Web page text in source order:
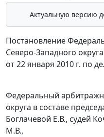
Актуальную версию
Постановление
Северо-Западного округа
от 22 января 2010 г. по
Федеральный
округа в составе
Боглачевой Е.В., судей
М.В.,